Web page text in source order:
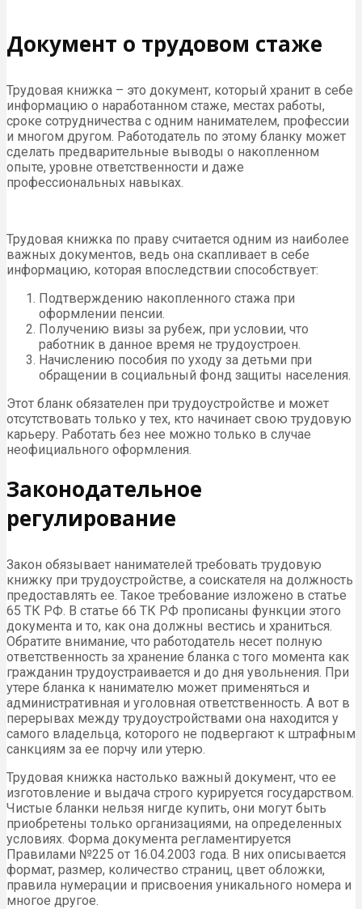
Документ о трудовом стаже
Трудовая книжка – это документ, который хранит в себе
информацию о наработанном стаже, местах работы,
сроке сотрудничества с одним нанимателем, профессии
и многом другом. Работодатель по этому бланку может
сделать предварительные выводы о накопленном
опыте, уровне ответственности и даже
профессиональных навыках.
Трудовая книжка по праву считается одним из наиболее
важных документов, ведь она скапливает в себе
информацию, которая впоследствии способствует:
Подтверждению накопленного стажа при
оформлении пенсии.
Получению визы за рубеж, при условии, что
работник в данное время не трудоустроен.
Начислению пособия по уходу за детьми при
обращении в социальный фонд защиты населения.
Этот бланк обязателен при трудоустройстве и может
отсутствовать только у тех, кто начинает свою трудовую
карьеру. Работать без нее можно только в случае
неофициального оформления.
Законодательное
регулирование
Закон обязывает нанимателей требовать трудовую
книжку при трудоустройстве, а соискателя на должность
предоставлять ее. Такое требование изложено в статье
65 ТК РФ. В статье 66 ТК РФ прописаны функции этого
документа и то, как она должны вестись и храниться.
Обратите внимание, что работодатель несет полную
ответственность за хранение бланка с того момента как
гражданин трудоустраивается и до дня увольнения. При
утере бланка к нанимателю может применяться и
административная и уголовная ответственность. А вот в
перерывах между трудоустройствами она находится у
самого владельца, которого не подвергают к штрафным
санкциям за ее порчу или утерю.
Трудовая книжка настолько важный документ, что ее
изготовление и выдача строго курируется государством.
Чистые бланки нельзя нигде купить, они могут быть
приобретены только организациями, на определенных
условиях. Форма документа регламентируется
Правилами №225 от 16.04.2003 года. В них описывается
формат, размер, количество страниц, цвет обложки,
правила нумерации и присвоения уникального номера и
многое другое.